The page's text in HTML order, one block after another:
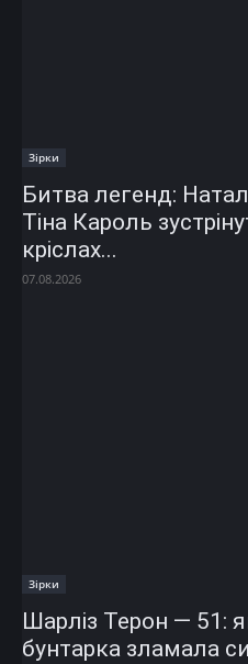
Зірки
Битва легенд:
Тіна Кароль
кріслах...
07.08.2026
Зірки
Шарліз Терон — 51:
бунтарка зламала